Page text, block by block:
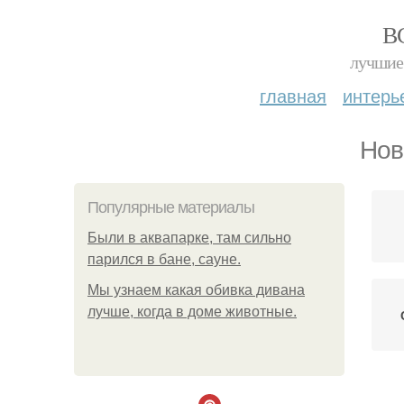
лучшие
главная
Популярные материалы
Были в аквапарке, там сильно
парился в бане, сауне.
Мы узнаем какая обивка дивана
лучше, когда в доме животные.